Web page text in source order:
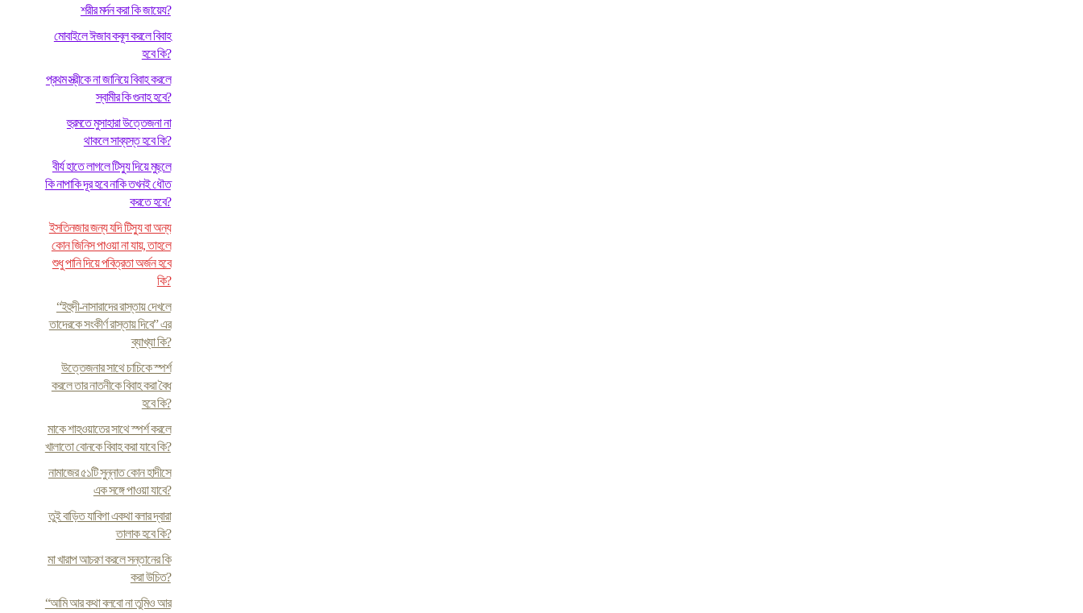
শরীর মর্দন করা কি জায়েয?
মোবাইলে ঈজাব কবূল করলে বিবাহ
হবে কি?
প্রথম স্ত্রীকে না জানিয়ে বিবাহ করলে
স্বামীর কি গুনাহ হবে?
হুরমতে মুসাহারা উত্তেজনা না
থাকলে সাব্যস্ত হবে কি?
বীর্য হাতে লাগলে টিস্যু দিয়ে মুছলে
কি নাপাকি দূর হবে নাকি তখনই ধৌত
করতে হবে?
ইসতিনজার জন্য যদি টিস্যু বা অন্য
কোন জিনিস পাওয়া না যায়, তাহলে
শুধু পানি দিয়ে পবিত্রতা অর্জন হবে
কি?
“ইহুদী-নাসারাদের রাস্তায় দেখলে
তাদেরকে সংকীর্ণ রাস্তায় দিবে” এর
ব্যাখ্যা কি?
উত্তেজনার সাথে চাচিকে স্পর্শ
করলে তার নাতনীকে বিবাহ করা বৈধ
হবে কি?
মাকে শাহওয়াতের সাথে স্পর্শ করলে
খালাতো বোনকে বিবাহ করা যাবে কি?
নামাজের ৫১টি সুন্নাত কোন হাদীসে
এক সঙ্গে পাওয়া যাবে?
তুই বাড়িত যাবিগা একথা বলার দ্বারা
তালাক হবে কি?
মা খারাপ আচরণ করলে সন্তানের কি
করা উচিত?
“আমি আর কথা বলবো না তুমিও আর